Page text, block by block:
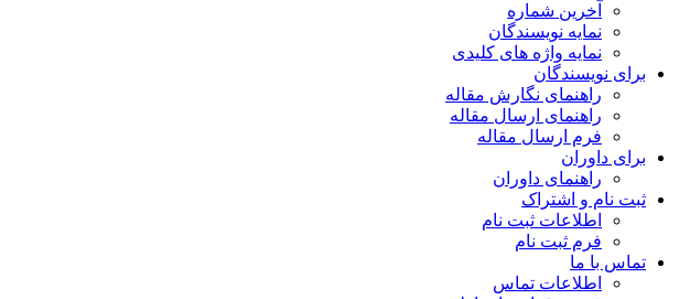
آخرین شماره
نمایه نویسندگان
نمایه واژه های کلیدی
برای نویسندگان
راهنمای نگارش مقاله
راهنمای ارسال مقاله
فرم ارسال مقاله
برای داوران
راهنمای داوران
ثبت نام و اشتراک
اطلاعات ثبت نام
فرم ثبت نام
تماس با ما
اطلاعات تماس